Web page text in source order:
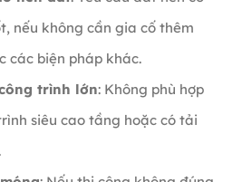
nếu không cần gia cố thêm
các biện pháp khác.
trình lớn: Không phù hợp
siêu cao tầng hoặc có tải